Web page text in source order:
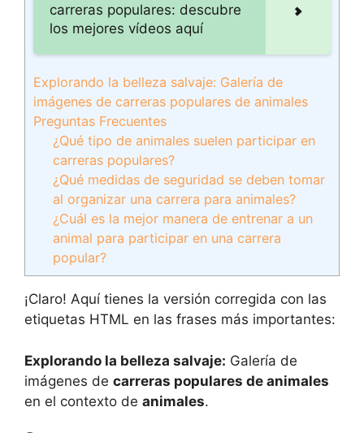
carreras populares: descubre
los mejores vídeos aquí
Explorando la belleza salvaje: Galería de
imágenes de carreras populares de animales
Preguntas Frecuentes
¿Qué tipo de animales suelen participar en
carreras populares?
¿Qué medidas de seguridad se deben tomar
al organizar una carrera para animales?
¿Cuál es la mejor manera de entrenar a un
animal para participar en una carrera
popular?
¡Claro! Aquí tienes la versión corregida con las
etiquetas HTML en las frases más importantes:
Explorando la belleza salvaje: Galería de
imágenes de carreras populares de animales
en el contexto de animales.